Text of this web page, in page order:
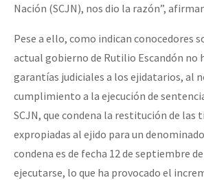
Nación (SCJN), nos dio la razón”,
Pese a ello, como indican conocedores
actual gobierno de Rutilio Escandón no
garantías judiciales a los ejidatarios, al
cumplimiento a la ejecución de
SCJN, que condena la restitución de
expropiadas al ejido para un
condena es de fecha 12 de septiembre
ejecutarse, lo que ha provocado el